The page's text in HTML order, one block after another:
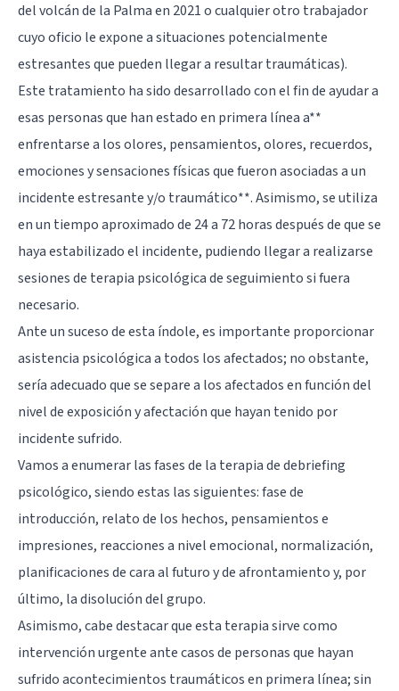
del volcán de la Palma en 2021 o cualquier otro trabajador
cuyo oficio le expone a situaciones potencialmente
estresantes que pueden llegar a resultar traumáticas).
Este tratamiento ha sido desarrollado con el fin de ayudar a
esas personas que han estado en primera línea a**
enfrentarse a los olores, pensamientos, olores, recuerdos,
emociones y sensaciones físicas que fueron asociadas a un
incidente estresante y/o traumático**. Asimismo, se utiliza
en un tiempo aproximado de 24 a 72 horas después de que se
haya estabilizado el incidente, pudiendo llegar a realizarse
sesiones de terapia psicológica de seguimiento si fuera
necesario.
Ante un suceso de esta índole, es importante proporcionar
asistencia psicológica a todos los afectados; no obstante,
sería adecuado que se separe a los afectados en función del
nivel de exposición y afectación que hayan tenido por
incidente sufrido.
Vamos a enumerar las fases de la terapia de debriefing
psicológico, siendo estas las siguientes: fase de
introducción, relato de los hechos, pensamientos e
impresiones, reacciones a nivel emocional, normalización,
planificaciones de cara al futuro y de afrontamiento y, por
último, la disolución del grupo.
Asimismo, cabe destacar que esta terapia sirve como
intervención urgente ante casos de personas que hayan
sufrido acontecimientos traumáticos en primera línea; sin